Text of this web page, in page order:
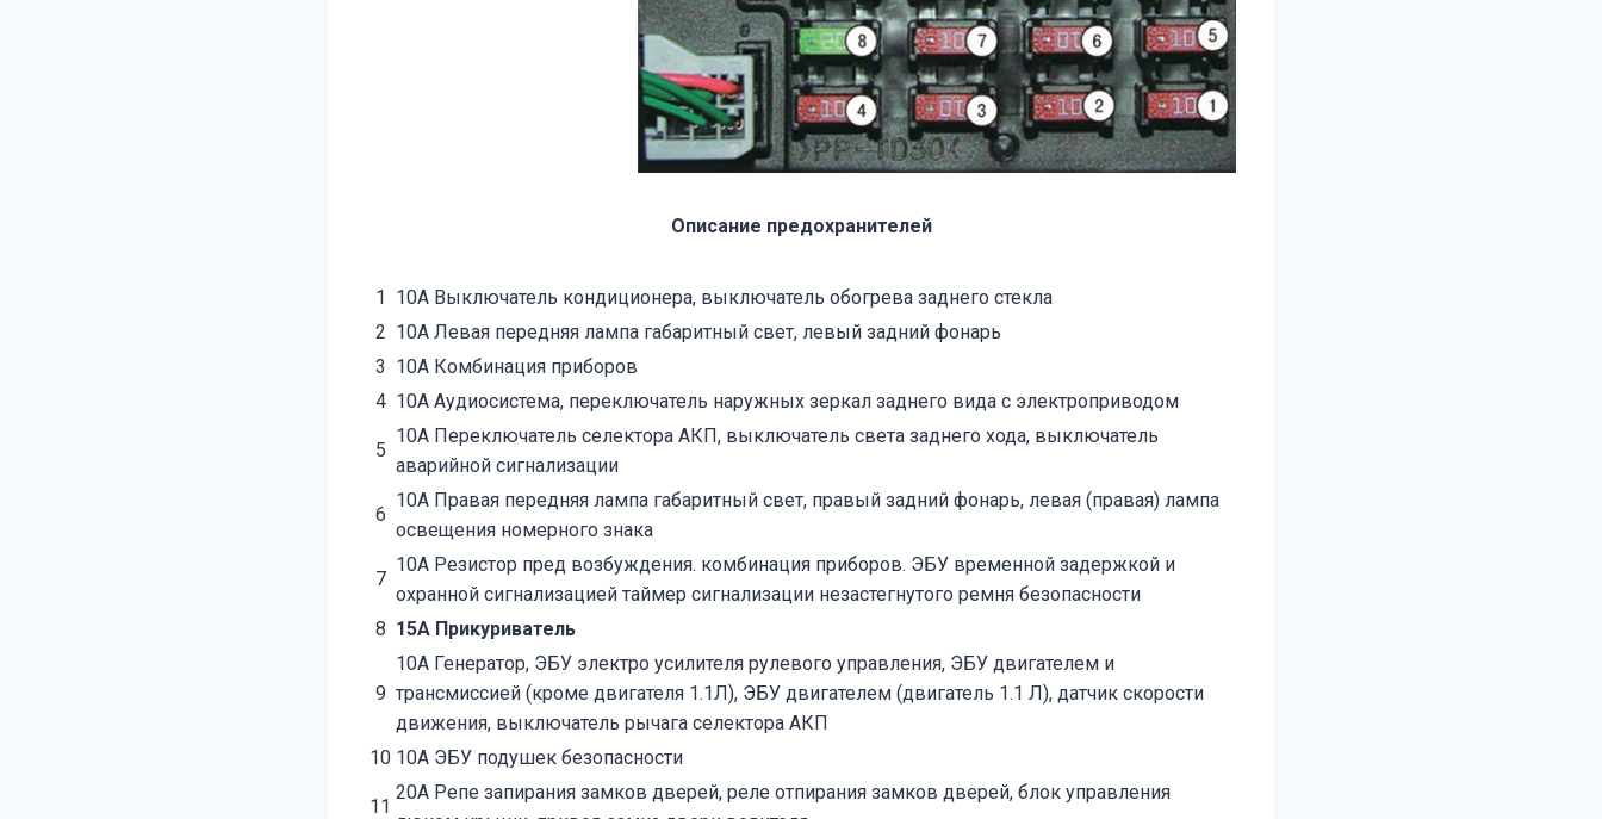
Описание предохранителей
1 10А Выключатель кондиционера, выключатель обогрева заднего стекла
2 10А Левая передняя лампа габаритный свет, левый задний фонарь
3 10А Комбинация приборов
4 10А Аудиосистема, переключатель наружных зеркал заднего вида с электроприводом
5
10А Переключатель селектора АКП, выключатель света заднего хода, выключатель
аварийной сигнализации
6
10А Правая передняя лампа габаритный свет, правый задний фонарь, левая (правая) лампа
освещения номерного знака
7
10А Резистор пред возбуждения. комбинация приборов. ЭБУ временной задержкой и
охранной сигнализацией таймер сигнализации незастегнутого ремня безопасности
8 15А Прикуриватель
9
10А Генератор, ЭБУ электро усилителя рулевого управления, ЭБУ двигателем и
трансмиссией (кроме двигателя 1.1Л), ЭБУ двигателем (двигатель 1.1 Л), датчик скорости
движения, выключатель рычага селектора АКП
10 10А ЭБУ подушек безопасности
11
20А Репе запирания замков дверей, реле отпирания замков дверей, блок управления